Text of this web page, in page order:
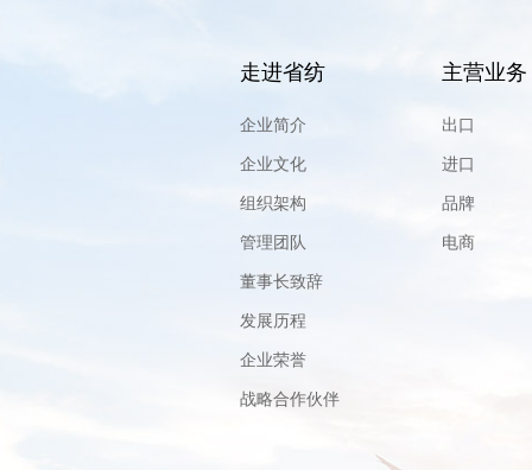
走进省纺
企业简介
企业文化
组织架构
管理团队
董事长致辞
发展历程
企业荣誉
战略合作伙伴
主营业务
出口
进口
品牌
电商